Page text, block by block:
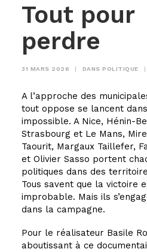
Tout pour
perdre
31 MARS 2026 | DANS POLITIQUE |
A l’approche des
tout oppose se lancent
impossible. A Nice, Hénin-
Strasbourg et Le Mans,
Taourit, Margaux Taillefer,
et Olivier Sasso portent
politiques dans des
Tous savent que la victoire
improbable. Mais ils
dans la campagne.
Pour le réalisateur Basile
aboutissant à ce